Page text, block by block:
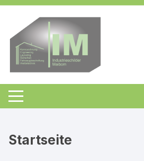
Zum
springen
Startseite